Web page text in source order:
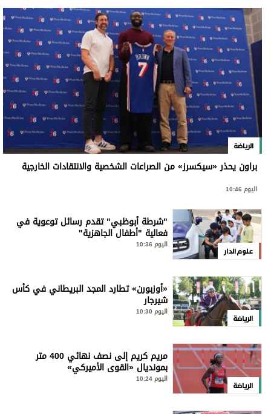
الرياضة
براون يحذر «سيكسرز» من الصراعات الشخصية والانتقادات الخارجية
اليوم 10:46
علوم الدار
"شرطة أبوظبي" تقدم رسائل توعوية في
فعالية "أطفال الجاهزية"
اليوم 10:36
الرياضة
«أوزبورن» تطارد المجد البريطاني في كأس
شيرجار
اليوم 10:30
الرياضة
مريم كريم إلى نصف نهائي 400 متر
بمونديال «القوى الأميركي»
اليوم 10:24